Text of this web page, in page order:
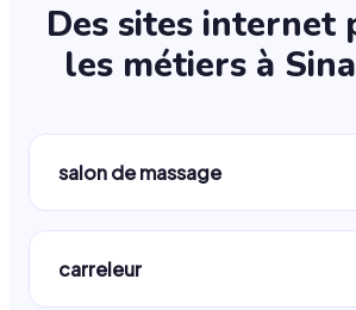
Des sites internet
les métiers à
salon de massage
carreleur